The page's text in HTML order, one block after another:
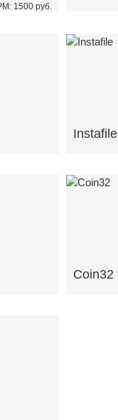
1500 руб.
Instafile
Coin32